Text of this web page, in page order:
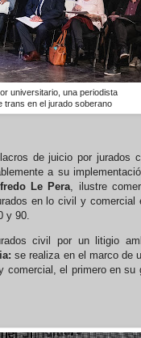
universitario, una periodista
trans en el jurado soberano
de juicio por jurados
a su
Le Pera , ilustre
en lo civil y
y 90.
civil por un litigio
se realiza en el marco de
el primero en su